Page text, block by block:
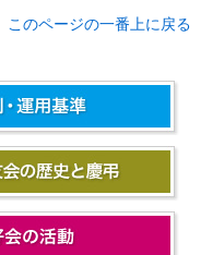
このページの一番上に戻る